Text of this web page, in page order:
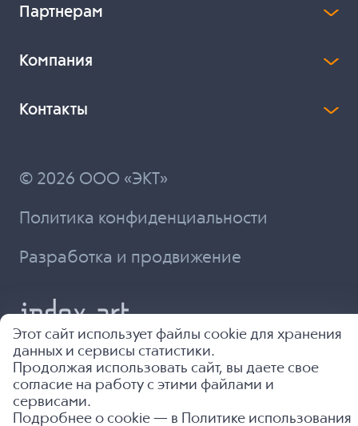
Партнерам
Компания
Контакты
© 2026 ООО «ЭКТ»
Политика конфиденциальности
Разработка и продвижение
Этот сайт использует файлы cookie для хранения
данных и сервисы статистики.
Продолжая использовать сайт, вы даете свое
согласие на работу с этими файлами и
сервисами.
Подробнее о cookie — в
Политике использования